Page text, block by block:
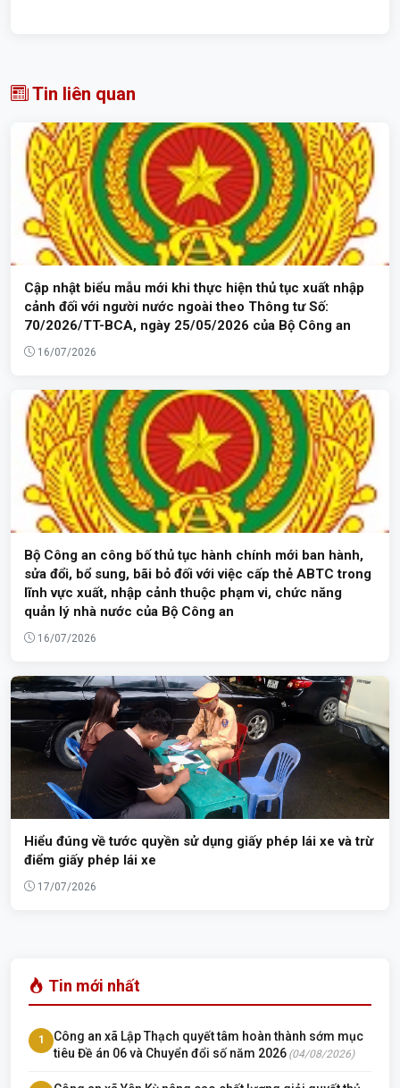
Tin liên quan
Cập nhật biểu mẫu mới khi thực hiện thủ tục xuất nhập
cảnh đối với người nước ngoài theo Thông tư Số:
70/2026/TT-BCA, ngày 25/05/2026 của Bộ Công an
16/07/2026
Bộ Công an công bố thủ tục hành chính mới ban hành,
sửa đổi, bổ sung, bãi bỏ đối với việc cấp thẻ ABTC trong
lĩnh vực xuất, nhập cảnh thuộc phạm vi, chức năng
quản lý nhà nước của Bộ Công an
16/07/2026
Hiểu đúng về tước quyền sử dụng giấy phép lái xe và trừ
điểm giấy phép lái xe
17/07/2026
Tin mới nhất
1
Công an xã Lập Thạch quyết tâm hoàn thành sớm mục
tiêu Đề án 06 và Chuyển đổi số năm 2026 (04/08/2026)